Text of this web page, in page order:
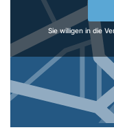
Sie willigen in die